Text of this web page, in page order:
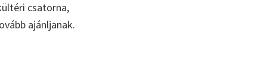
csatorna,
ajánljanak.